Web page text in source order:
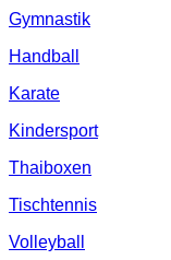
Gymnastik
Handball
Karate
Kindersport
Thaiboxen
Tischtennis
Volleyball